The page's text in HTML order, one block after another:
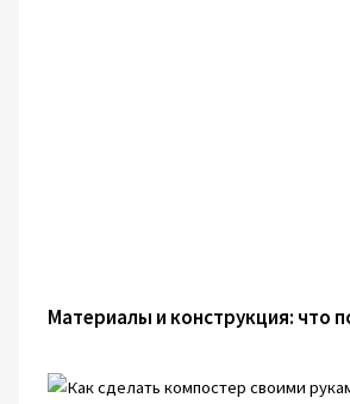
Материалы и конструкция: что